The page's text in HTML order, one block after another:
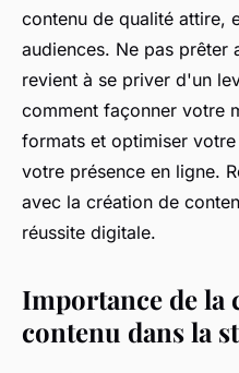
Gabrielle•9 octobre 2024•8
contenu de qualité attire,
audiences. Ne pas prêter
revient à se priver d'un
comment façonner votre
formats et optimiser
votre présence en ligne.
avec la création de
réussite digitale.
Importance de la
contenu dans la